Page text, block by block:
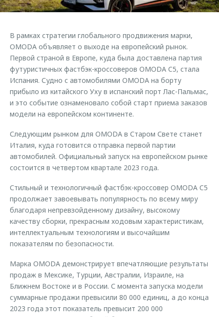
Страхование
Аксессуары
Одежда и сувениры
Оригинальные аксессуары
Запчасти
Трейд-ин
Руководства по эксплуатации
O&J Автоклуб
Клуб владельцев OMODA
Приложение O&J
Аксессуары
Одежда и сувениры
Запчасти
Обратная связь
В рамках стратегии глобального продвижения марки,
OMODA объявляет о выходе на европейский рынок.
Первой страной в Европе, куда была доставлена партия
футуристичных фастбэк-кроссоверов OMODA C5, стала
Испания. Судно с автомобилями OMODA на борту
прибыло из китайского Уху в испанский порт Лас-Пальмас,
и это событие ознаменовало собой старт приема заказов
модели на европейском континенте.
Следующим рынком для OMODA в Старом Свете станет
Италия, куда готовится отправка первой партии
автомобилей. Официальный запуск на европейском рынке
состоится в четвертом квартале 2023 года.
Стильный и технологичный фастбэк-кроссовер OMODA C5
продолжает завоевывать популярность по всему миру
благодаря непревзойденному дизайну, высокому
качеству сборки, прекрасным ходовым характеристикам,
интеллектуальным технологиям и высочайшим
показателям по безопасности.
Марка OMODA демонстрирует впечатляющие результаты
продаж в Мексике, Турции, Австралии, Израиле, на
Ближнем Востоке и в России. С момента запуска модели
суммарные продажи превысили 80 000 единиц, а до конца
2023 года этот показатель превысит 200 000